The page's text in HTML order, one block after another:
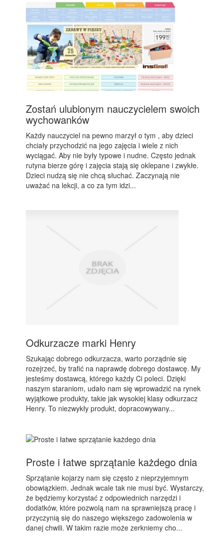
Zostań ulubionym nauczycielem swoich
wychowanków
Każdy nauczyciel na pewno marzył o tym , aby dzieci
chciały przychodzić na jego zajęcia i wiele z nich
wyciągać. Aby nie były typowe i nudne. Często jednak
rutyna bierze górę i zajęcia stają się oklepane i zwykłe.
Dzieci nudzą się nie chcą słuchać. Zaczynają nie
uważać na lekcji, a co za tym idzi...
Odkurzacze marki Henry
Szukając dobrego odkurzacza, warto porządnie się
rozejrzeć, by trafić na naprawdę dobrego dostawcę. My
jesteśmy dostawcą, którego każdy Ci poleci. Dzięki
naszym staraniom, udało nam się wprowadzić na rynek
wyjątkowe produkty, takie jak wysokiej klasy odkurzacz
Henry. To niezwykły produkt, dopracowywany...
Proste i łatwe sprzątanie każdego dnia
Sprzątanie kojarzy nam się często z nieprzyjemnym
obowiązkiem. Jednak wcale tak nie musi być. Wystarczy,
że będziemy korzystać z odpowiednich narzędzi i
dodatków, które pozwolą nam na sprawniejszą pracę i
przyczynią się do naszego większego zadowolenia w
danej chwili. W takim razie może zerkniemy cho...